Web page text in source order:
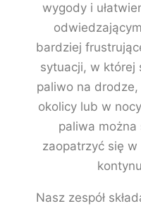
wygody i
bardziej
sytuacji, w której
paliwo na
okolicy lub w
paliwa
zaopatrzyć się
Nasz zespół